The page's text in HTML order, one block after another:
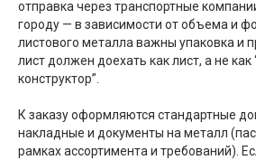
отправка через транспортные
городу — в зависимости от объема и
листового металла важны упаковка и
лист должен доехать как лист, а не как
конструктор”.
К заказу оформляются стандартные
накладные и документы на металл
рамках ассортимента и требований).